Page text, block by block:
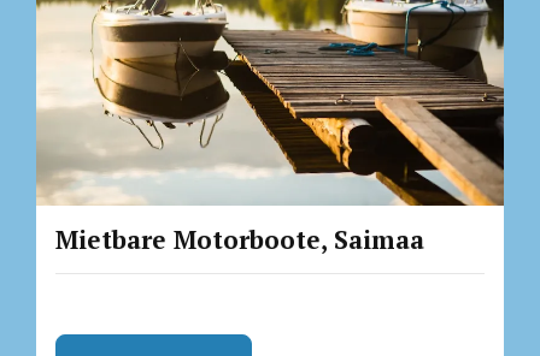
Mietbare Motorboote, Saimaa